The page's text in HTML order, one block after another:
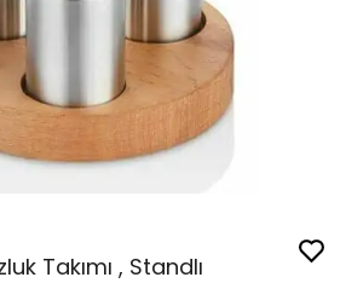
Takımı , Standlı